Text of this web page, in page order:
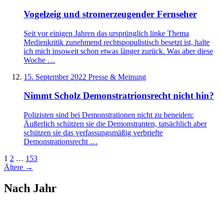
Vogelzeig und stromerzeugender Fernseher
Seit vor einigen Jahren das ursprünglich linke Thema
Medienkritik zunehmend rechtspopulistisch besetzt ist, halte
ich mich insoweit schon etwas länger zurück. Was aber diese
Woche …
15. September 2022 Presse & Meinung
Nimmt Scholz Demonstratrionsrecht nicht hin?
Polizisten sind bei Demonstrationen nicht zu beneiden:
Äußerlich schützen sie die Demonstranten, tatsächlich aber
schützen sie das verfassungsmäßig verbriefte
Demonstrationsrecht …
1 2 … 153
Ältere →
Nach Jahr